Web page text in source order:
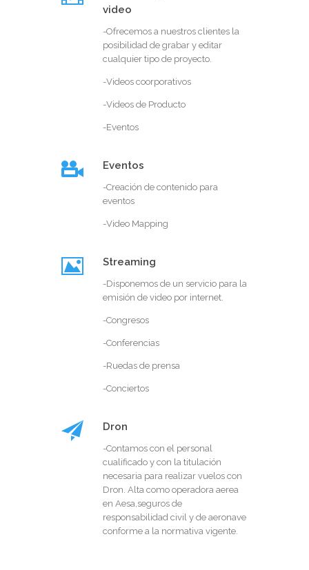
video
-Ofrecemos a nuestros clientes la
posibilidad de grabar y editar
cualquier tipo de proyecto.
-Videos coorporativos
-Videos de Producto
-Eventos
Eventos
-Creación de contenido para
eventos
-Video Mapping
Streaming
-Disponemos de un servicio para la
emisión de video por internet.
-Congresos
-Conferencias
-Ruedas de prensa
-Conciertos
Dron
-Contamos con el personal
cualificado y con la titulación
necesaria para realizar vuelos con
Dron. Alta como operadora aerea
en Aesa,seguros de
responsabilidad civil y de aeronave
conforme a la normativa vigente.